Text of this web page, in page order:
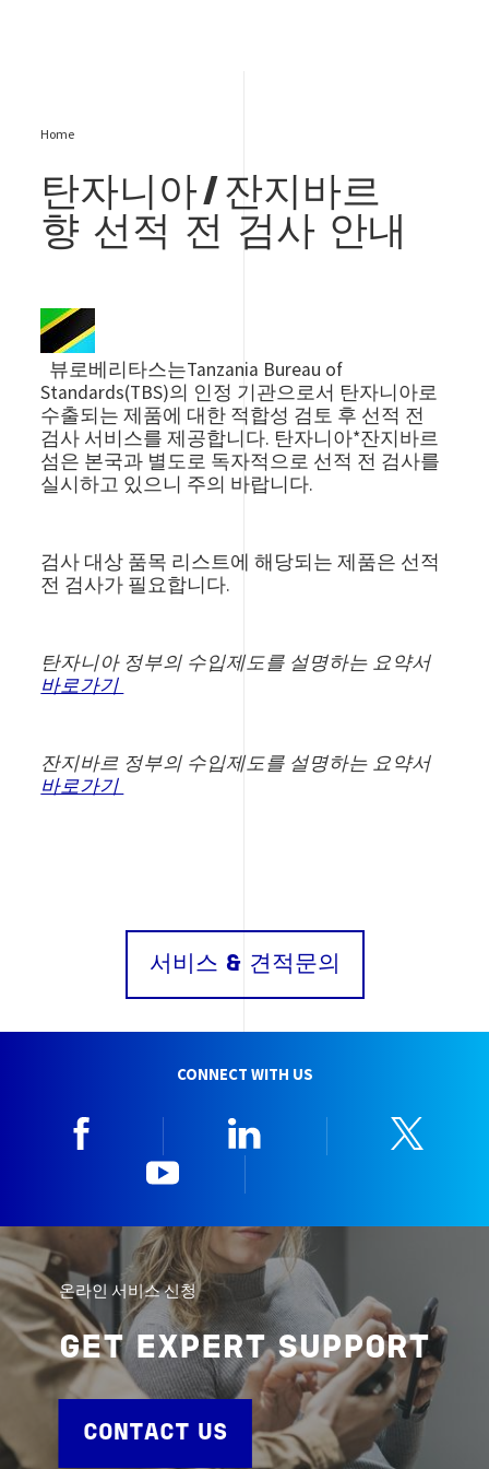
Home
탄자니아/잔지바르
향 선적 전 검사 안내
Image
뷰로베리타스는Tanzania Bureau of
Standards(TBS)의 인정 기관으로서 탄자니아로
수출되는 제품에 대한 적합성 검토 후 선적 전
검사 서비스를 제공합니다. 탄자니아*잔지바르
섬은 본국과 별도로 독자적으로 선적 전 검사를
실시하고 있으니 주의 바랍니다.
검사 대상 품목 리스트에 해당되는 제품은 선적
전 검사가 필요합니다.
탄자니아 정부의 수입제도를 설명하는 요약서
바로가기
잔지바르 정부의 수입제도를 설명하는 요약서
바로가기
서비스 & 견적문의
CONNECT WITH US
온라인 서비스 신청
GET EXPERT SUPPORT
CONTACT US